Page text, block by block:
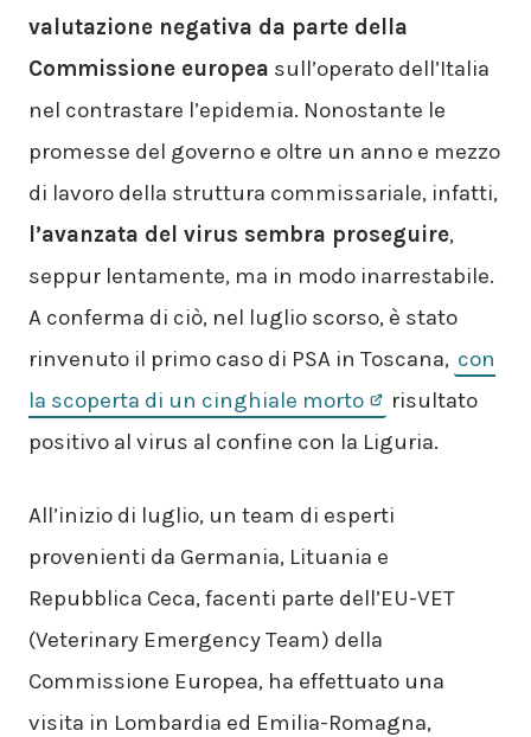
valutazione negativa da parte della
Commissione europea sull’operato dell’Italia
nel contrastare l’epidemia. Nonostante le
promesse del governo e oltre un anno e mezzo
di lavoro della struttura commissariale, infatti,
l’avanzata del virus sembra proseguire,
seppur lentamente, ma in modo inarrestabile.
A conferma di ciò, nel luglio scorso, è stato
rinvenuto il primo caso di PSA in Toscana, con
la scoperta di un cinghiale morto
risultato
positivo al virus al confine con la Liguria.
All’inizio di luglio, un team di esperti
provenienti da Germania, Lituania e
Repubblica Ceca, facenti parte dell’EU-VET
(Veterinary Emergency Team) della
Commissione Europea, ha effettuato una
visita in Lombardia ed Emilia-Romagna,